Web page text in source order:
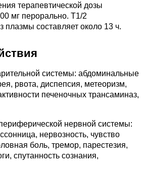
терапевтической дозы
мг перорально. T1/2
плазмы составляет около 13 ч.
системы: абдоминальные
рвота, диспепсия, метеоризм,
печеночных трансаминаз,
нервной системы:
нервозность, чувство
боль, тремор, парестезия,
спутанность сознания,